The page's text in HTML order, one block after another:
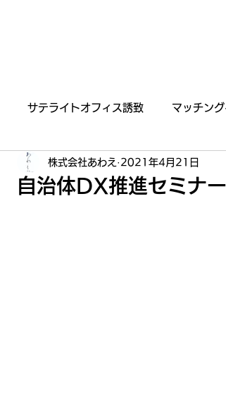
サテライトオフィス誘致 マッチン
受賞歴 お知らせ 掲載・出
自治体DX推進セミナ
株式会社あわえ 2021年4月21日